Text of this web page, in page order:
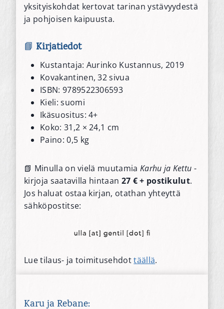
yksityiskohdat kertovat tarinan ystävyydestä
ja pohjoisen kaipuusta.
📘 Kirjatiedot
Kustantaja: Aurinko Kustannus, 2019
Kovakantinen, 32 sivua
ISBN: 9789522306593
Kieli: suomi
Ikäsuositus: 4+
Koko: 31,2 × 24,1 cm
Paino: 0,5 kg
📗 Minulla on vielä muutamia Karhu ja Kettu -
kirjoja saatavilla hintaan 27 € + postikulut.
Jos haluat ostaa kirjan, otathan yhteyttä
sähköpostitse:
Lue tilaus- ja toimitusehdottäällä.
Karu ja Rebane: